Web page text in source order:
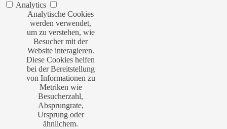
Analytics
Analytische Cookies
werden verwendet,
um zu verstehen, wie
Besucher mit der
Website interagieren.
Diese Cookies helfen
bei der Bereitstellung
von Informationen zu
Metriken wie
Besucherzahl,
Absprungrate,
Ursprung oder
ähnlichem.